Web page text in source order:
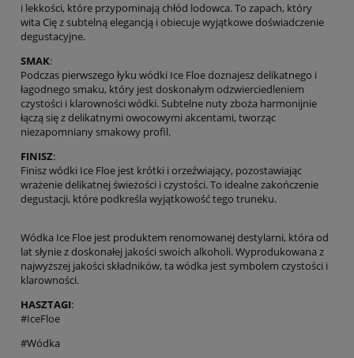
i lekkości, które przypominają chłód lodowca. To zapach, który
wita Cię z subtelną elegancją i obiecuje wyjątkowe doświadczenie
degustacyjne.
SMAK:
Podczas pierwszego łyku wódki Ice Floe doznajesz delikatnego i
łagodnego smaku, który jest doskonałym odzwierciedleniem
czystości i klarowności wódki. Subtelne nuty zboża harmonijnie
łączą się z delikatnymi owocowymi akcentami, tworząc
niezapomniany smakowy profil.
FINISZ:
Finisz wódki Ice Floe jest krótki i orzeźwiający, pozostawiając
wrażenie delikatnej świeżości i czystości. To idealne zakończenie
degustacji, które podkreśla wyjątkowość tego truneku.
Wódka Ice Floe jest produktem renomowanej destylarni, która od
lat słynie z doskonałej jakości swoich alkoholi. Wyprodukowana z
najwyższej jakości składników, ta wódka jest symbolem czystości i
klarowności.
HASZTAGI:
#IceFloe
#Wódka